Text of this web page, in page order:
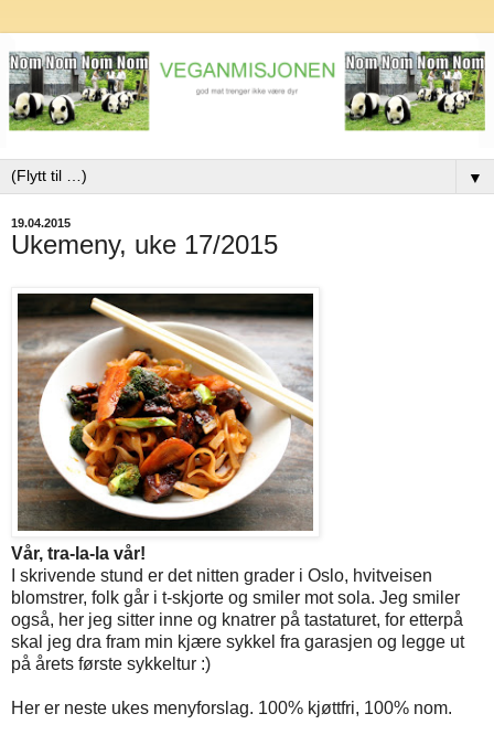
▼
19.04.2015
Ukemeny, uke 17/2015
Vår, tra-la-la vår!
I skrivende stund er det nitten grader i Oslo, hvitveisen
blomstrer, folk går i t-skjorte og smiler mot sola. Jeg smiler
også, her jeg sitter inne og knatrer på tastaturet, for etterpå
skal jeg dra fram min kjære sykkel fra garasjen og legge ut
på årets første sykkeltur :)
Her er neste ukes menyforslag. 100% kjøttfri, 100% nom.